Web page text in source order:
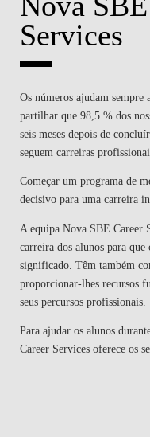
Services
Os números ajudam
partilhar que 98,5 % dos
seis meses depois de
seguem carreiras
Começar um programa de
decisivo para uma carreira
A equipa Nova SBE Career
carreira dos alunos para que
significado. Têm também
proporcionar-lhes recursos
seus percursos profissionais.
Para ajudar os alunos
Career Services oferece os